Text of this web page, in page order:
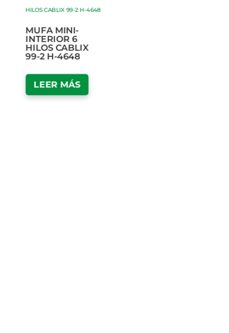
MUFA MINI-
INTERIOR 6
HILOS CABLIX
99-2 H-4648
LEER MÁS